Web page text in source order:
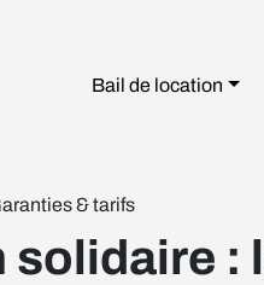
Bail de location
& tarifs
solidaire :